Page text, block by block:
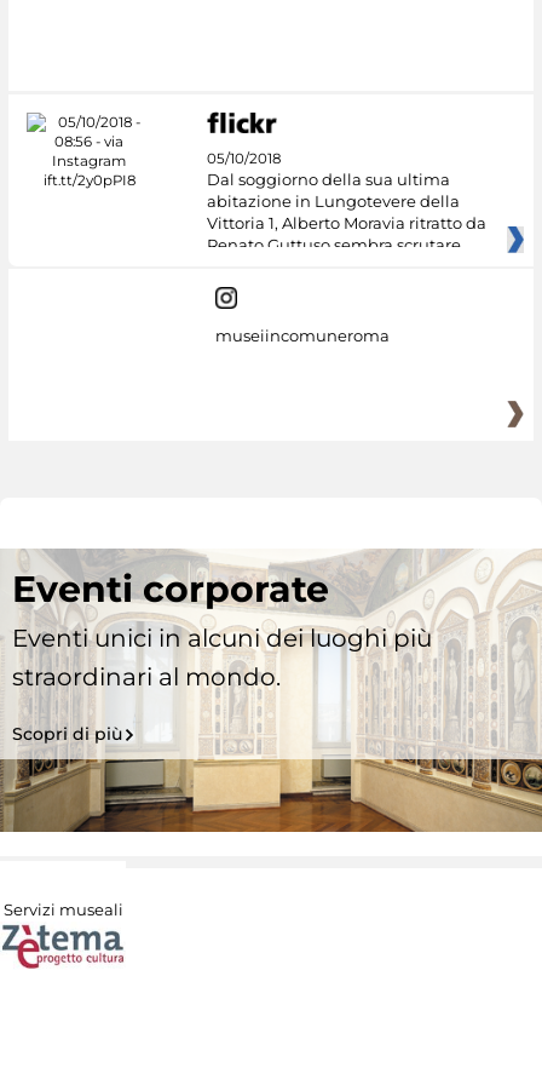
05/10/2018
Dal soggiorno della sua ultima
abitazione in Lungotevere della
Vittoria 1, Alberto Moravia ritratto da
Renato Guttuso sembra scrutare
museiincomuneroma
Eventi corporate
Eventi unici in alcuni dei luoghi più
straordinari al mondo.
Scopri di più
Servizi museali